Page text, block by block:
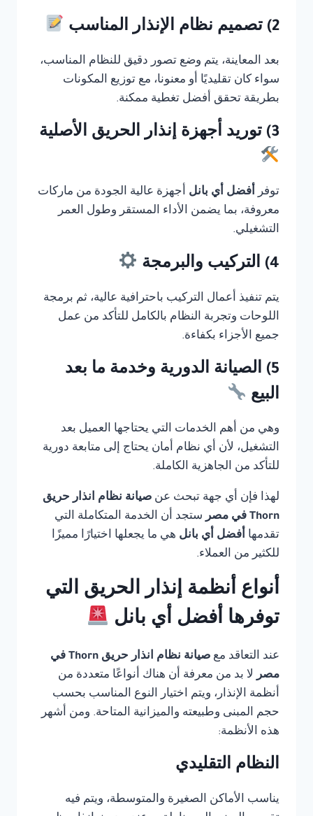
2) تصميم نظام الإنذار المناسب
بعد المعاينة، يتم وضع تصور دقيق للنظام المناسب،
سواء كان تقليديًا أو معنونا، مع توزيع المكونات
بطريقة تحقق أفضل تغطية ممكنة.
3) توريد أجهزة إنذار الحريق الأصلية
توفر أفضل أي بانل أجهزة عالية الجودة من ماركات
معروفة، بما يضمن الأداء المستقر وطول العمر
التشغيلي.
4) التركيب والبرمجة
يتم تنفيذ أعمال التركيب باحترافية عالية، ثم برمجة
اللوحات وتجربة النظام بالكامل للتأكد من عمل
جميع الأجزاء بكفاءة.
5) الصيانة الدورية وخدمة ما بعد
البيع
وهي من أهم الخدمات التي يحتاجها العميل بعد
التشغيل، لأن أي نظام أمان يحتاج إلى متابعة دورية
للتأكد من الجاهزية الكاملة.
لهذا فإن أي جهة تبحث عن صيانة نظام انذار حريق
Thorn في مصر
ستجد أن الخدمة المتكاملة التي
تقدمها أفضل أي بانل هي ما يجعلها اختيارًا مميزًا
للكثير من العملاء.
أنواع أنظمة إنذار الحريق التي
توفرها أفضل أي بانل
عند التعاقد مع
صيانة نظام انذار حريق Thorn في
مصر لا بد من معرفة أن هناك أنواعًا متعددة من
أنظمة الإنذار، ويتم اختيار النوع المناسب بحسب
حجم المبنى وطبيعته والميزانية المتاحة. ومن أشهر
هذه الأنظمة:
النظام التقليدي
يناسب الأماكن الصغيرة والمتوسطة، ويتم فيه